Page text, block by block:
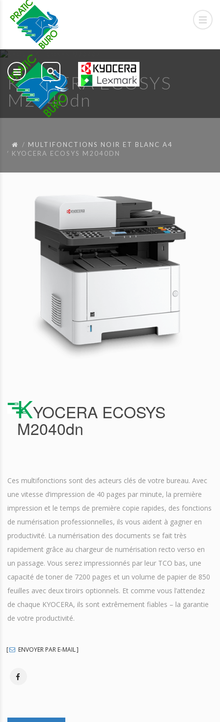
KYOCERA ECOSYS
M2040dn
MULTIFONCTIONS NOIR ET BLANC A4
KYOCERA ECOSYS M2040DN
KYOCERA ECOSYS
M2040dn
Ces multifonctions sont des acteurs clés de votre bureau. Avec
une vitesse d’impression de 40 pages par minute, la première
impression et le temps de première copie rapides, des fonctions
de numérisation professionnelles, ils vous aident à gagner en
productivité. La numérisation des documents se fait très
rapidement grâce au chargeur de numérisation recto verso en
un passage. Vous serez impressionnés par leur TCO bas, une
capacité de toner de 7200 pages et un volume de papier de 850
feuilles avec deux tiroirs optionnels. Et comme vous l’attendez
de chaque KYOCERA, ils sont extrêmement fiables – la garantie
de votre productivité.
ENVOYER PAR E-MAIL